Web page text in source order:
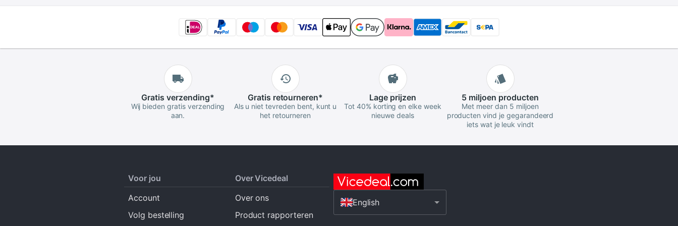
Gratis verzending*
Wij bieden gratis verzending
aan.
Gratis retourneren*
Als u niet tevreden bent, kunt u
het retourneren
Lage prijzen
Tot 40% korting en elke week
nieuwe deals
5 miljoen producten
Met meer dan 5 miljoen
producten vind je gegarandeerd
iets wat je leuk vindt
Voor jou
Account
Volg bestelling
Over Vicedeal
Over ons
Product rapporteren
English